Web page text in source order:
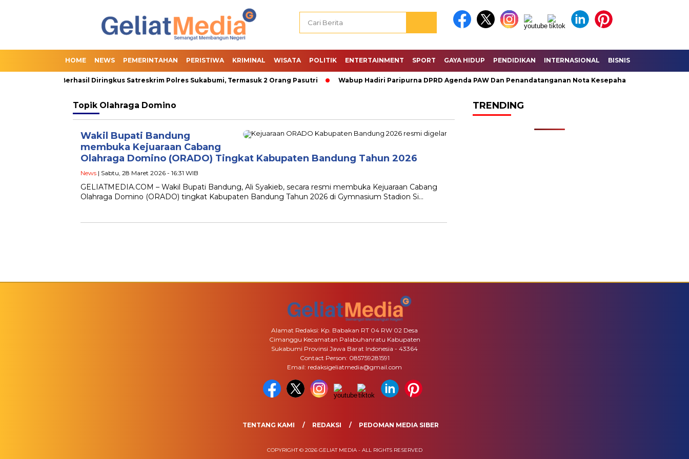
HOME NEWS PEMERINTAHAN PERISTIWA KRIMINAL WISATA POLITIK ENTERTAINMENT SPORT GAYA HIDUP PENDIDIKAN INTERNASIONAL BISNIS
Online Slot Berhasil Diringkus Satreskrim Polres Sukabumi, Termasuk 2 Orang Pasutri Wabup Hadiri Paripurna DPRD Agenda PAW Dan Penandatanganan Nota Kesepahaman KUA – PPAS
Topik Olahraga Domino
Wakil Bupati Bandung
membuka Kejuaraan Cabang
Olahraga Domino (ORADO) Tingkat Kabupaten Bandung Tahun 2026
News | Sabtu, 28 Maret 2026 - 16:31 WIB
GELIATMEDIA.COM – Wakil Bupati Bandung, Ali Syakieb, secara resmi membuka Kejuaraan Cabang
Olahraga Domino (ORADO) tingkat Kabupaten Bandung Tahun 2026 di Gymnasium Stadion Si…
TRENDING
Alamat Redaksi: Kp. Babakan RT 04 RW 02 Desa
Cimanggu Kecamatan Palabuhanratu Kabupaten
Sukabumi Provinsi Jawa Barat Indonesia - 43364
Contact Person: 085759281591
Email: redaksigeliatmedia@gmail.com
TENTANG KAMI REDAKSI PEDOMAN MEDIA SIBER
COPYRIGHT © 2026 GELIAT MEDIA - ALL RIGHTS RESERVED